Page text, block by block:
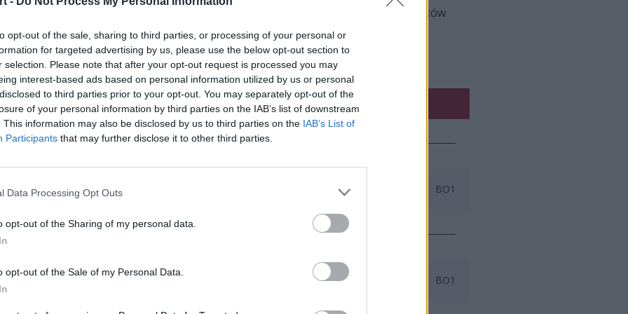
opt-out of the sale, sharing to third parties, or processing of your personal or
for targeted advertising by us, please use the below opt-out section to
selection. Please note that after your opt-out request is processed you may
interest-based ads based on personal information utilized by us or personal
to third parties prior to your opt-out. You may separately opt-out of the
of your personal information by third parties on the IAB’s list of downstream
This information may also be disclosed by us to third parties on the IAB’s List of
Participants that may further disclose it to other third parties.
Data Processing Opt Outs
opt-out of the Sharing of my personal data.
opt-out of the Sale of my Personal Data.
polskich starć. Aczkolwiek nie ma gwarancji, że któregokolwiek z naszych rodaków
o awansie do zamkniętego etapu.
doIEM Rio 2024:
vs BO1
vs BO1